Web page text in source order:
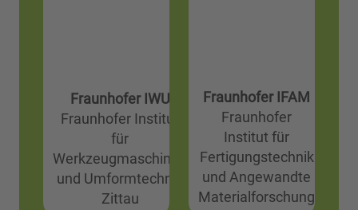
Fraunhofer IWU
Fraunhofer Institut
für
Werkzeugmaschinen
und Umformtechnik
Zittau
Fraunhofer IFAM
Fraunhofer
Institut für
Fertigungstechnik
und Angewandte
Materialforschung